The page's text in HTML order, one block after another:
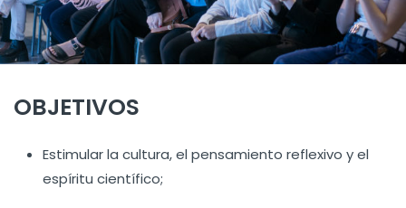
OBJETIVOS
Estimular la cultura, el pensamiento reflexivo y el
espíritu científico;